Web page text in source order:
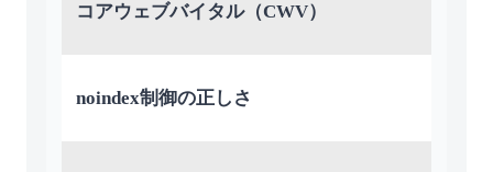
コアウェブバイタル（CWV）
noindex制御の正しさ